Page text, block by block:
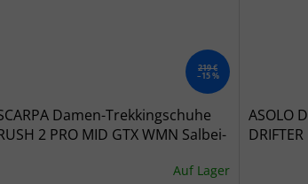
219 €
–15 %
Damen-Trekkingschuhe
2 PRO MID GTX WMN Salbei-
Auf Lager
ASOLO